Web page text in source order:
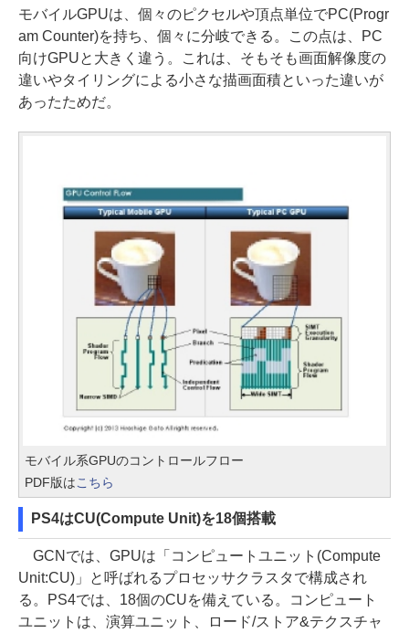
モバイルGPUは、個々のピクセルや頂点単位でPC(Progr
am Counter)を持ち、個々に分岐できる。この点は、PC
向けGPUと大きく違う。これは、そもそも画面解像度の
違いやタイリングによる小さな描画面積といった違いが
あったためだ。
モバイル系GPUのコントロールフロー
PDF版はこちら
PS4はCU(Compute Unit)を18個搭載
GCNでは、GPUは「コンピュートユニット(Compute
Unit:CU)」と呼ばれるプロセッサクラスタで構成され
る。PS4では、18個のCUを備えている。コンピュート
ユニットは、演算ユニット、ロード/ストア&テクスチャ